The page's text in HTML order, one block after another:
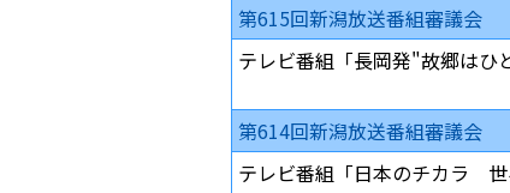
第615回新潟放送番組審議会
テレビ番組「長岡発"故郷はひ
第614回新潟放送番組審議会
テレビ番組「日本のチカラ